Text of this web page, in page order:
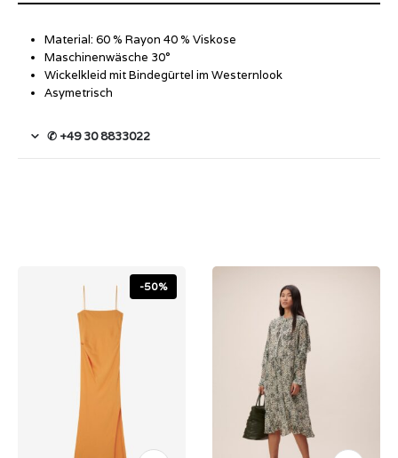
Material: 60 % Rayon 40 % Viskose
Maschinenwäsche 30°
Wickelkleid mit Bindegürtel im Westernlook
Asymetrisch
✆ +49 30 8833022
-50%